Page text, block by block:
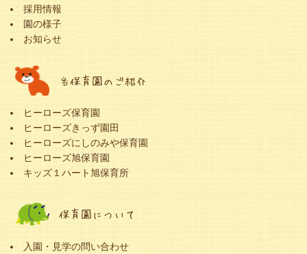
採用情報
園の様子
お知らせ
各保育園のご紹介
ヒーローズ保育園
ヒーローズきっず園田
ヒーローズにしのみや保育園
ヒーローズ旭保育園
キッズ１ハート旭保育所
保育園について
入園・見学の問い合わせ